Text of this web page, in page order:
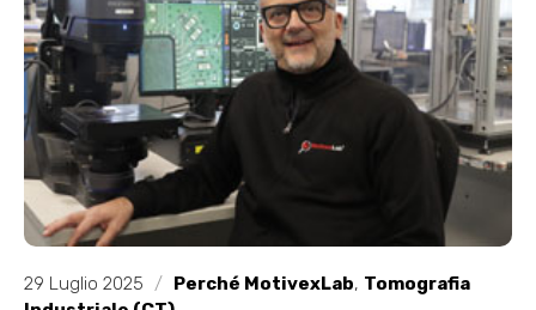
29 Luglio 2025 / Perché MotivexLab, Tomografia